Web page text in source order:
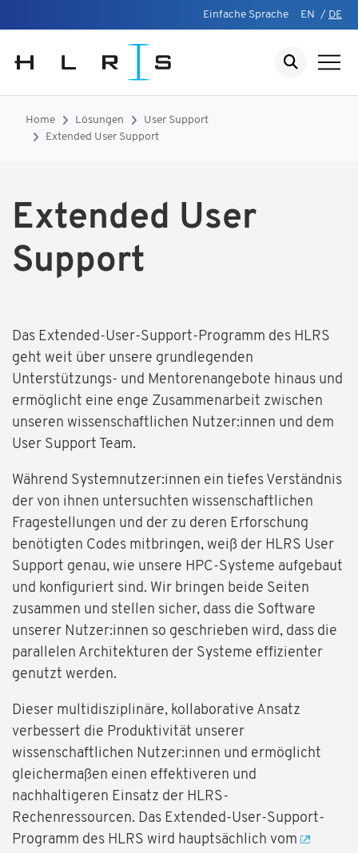
Einfache Sprache EN / DE
Home Lösungen
User Support
Extended User Support
Extended User
Support
Das Extended-User-Support-Programm des HLRS
geht weit über unsere grundlegenden
Unterstützungs- und Mentorenangebote hinaus und
ermöglicht eine enge Zusammenarbeit zwischen
unseren wissenschaftlichen Nutzer:innen und dem
User Support Team.
Während Systemnutzer:innen ein tiefes Verständnis
der von ihnen untersuchten wissenschaftlichen
Fragestellungen und der zu deren Erforschung
benötigten Codes mitbringen, weiß der HLRS User
Support genau, wie unsere HPC-Systeme aufgebaut
und konfiguriert sind. Wir bringen beide Seiten
zusammen und stellen sicher, dass die Software
unserer Nutzer:innen so geschrieben wird, dass die
parallelen Architekturen der Systeme effizienter
genutzt werden.
Dieser multidisziplinäre, kollaborative Ansatz
verbessert die Produktivität unserer
wissenschaftlichen Nutzer:innen und ermöglicht
gleichermaßen einen effektiveren und
nachhaltigeren Einsatz der HLRS-
Rechenressourcen. Das Extended-User-Support-
Programm des HLRS wird hauptsächlich vom